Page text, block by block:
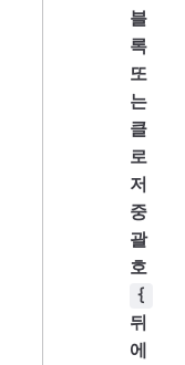
블
록
또
는
클
로
저
중
괄
호
{
뒤
에